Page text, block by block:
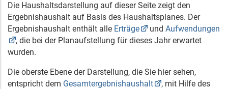
Die Haushaltsdarstellung auf dieser Seite zeigt den
Ergebnishaushalt auf Basis des Haushaltsplanes. Der
Ergebnishaushalt enthält alle Erträge und Aufwendungen
, die bei der Planaufstellung für dieses Jahr erwartet
wurden.
Die oberste Ebene der Darstellung, die Sie hier sehen,
entspricht dem Gesamtergebnishaushalt
, mit Hilfe des